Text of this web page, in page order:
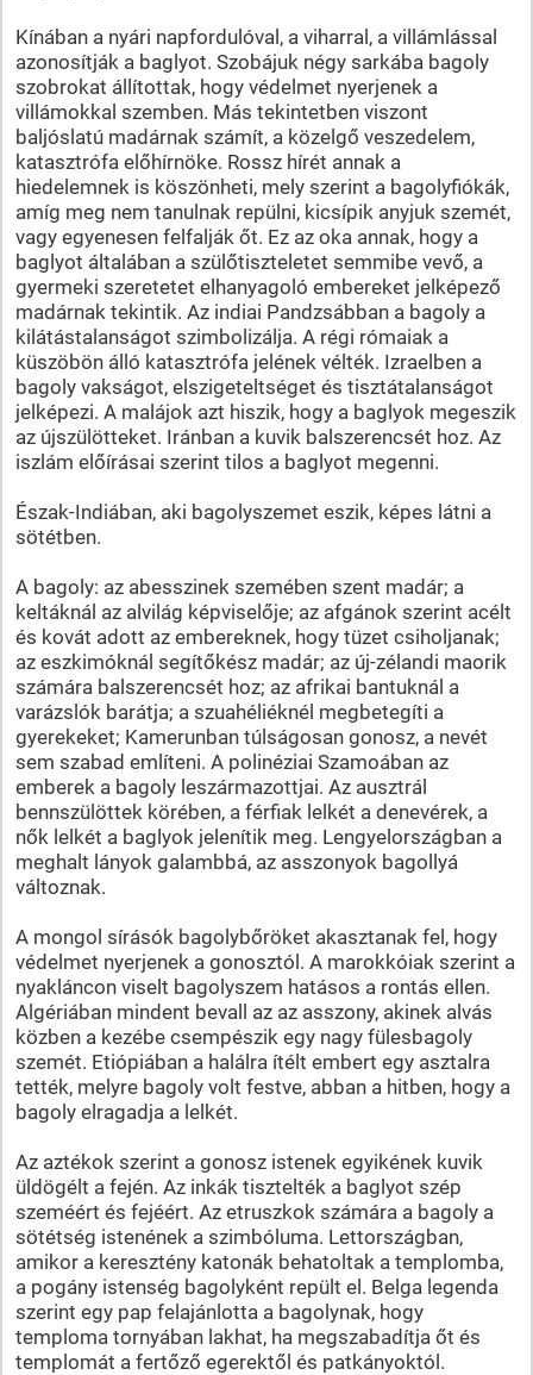
Kínában a nyári napfordulóval, a viharral, a villámlással
azonosítják a baglyot. Szobájuk négy sarkába bagoly
szobrokat állítottak, hogy védelmet nyerjenek a
villámokkal szemben. Más tekintetben viszont
baljóslatú madárnak számít, a közelgő veszedelem,
katasztrófa előhírnöke. Rossz hírét annak a
hiedelemnek is köszönheti, mely szerint a bagolyfiókák,
amíg meg nem tanulnak repülni, kicsípik anyjuk szemét,
vagy egyenesen felfalják őt. Ez az oka annak, hogy a
baglyot általában a szülőtiszteletet semmibe vevő, a
gyermeki szeretetet elhanyagoló embereket jelképező
madárnak tekintik. Az indiai Pandzsábban a bagoly a
kilátástalanságot szimbolizálja. A régi rómaiak a
küszöbön álló katasztrófa jelének vélték. Izraelben a
bagoly vakságot, elszigeteltséget és tisztátalanságot
jelképezi. A malájok azt hiszik, hogy a baglyok megeszik
az újszülötteket. Iránban a kuvik balszerencsét hoz. Az
iszlám előírásai szerint tilos a baglyot megenni.
Észak-Indiában, aki bagolyszemet eszik, képes látni a
sötétben.
A bagoly: az abesszinek szemében szent madár; a
keltáknál az alvilág képviselője; az afgánok szerint acélt
és kovát adott az embereknek, hogy tüzet csiholjanak;
az eszkimóknál segítőkész madár; az új-zélandi maorik
számára balszerencsét hoz; az afrikai bantuknál a
varázslók barátja; a szuahéliéknél megbetegíti a
gyerekeket; Kamerunban túlságosan gonosz, a nevét
sem szabad említeni. A polinéziai Szamoában az
emberek a bagoly leszármazottjai. Az ausztrál
bennszülöttek körében, a férfiak lelkét a denevérek, a
nők lelkét a baglyok jelenítik meg. Lengyelországban a
meghalt lányok galambbá, az asszonyok bagollyá
változnak.
A mongol sírásók bagolybőröket akasztanak fel, hogy
védelmet nyerjenek a gonosztól. A marokkóiak szerint a
nyakláncon viselt bagolyszem hatásos a rontás ellen.
Algériában mindent bevall az az asszony, akinek alvás
közben a kezébe csempészik egy nagy fülesbagoly
szemét. Etiópiában a halálra ítélt embert egy asztalra
tették, melyre bagoly volt festve, abban a hitben, hogy a
bagoly elragadja a lelkét.
Az aztékok szerint a gonosz istenek egyikének kuvik
üldögélt a fején. Az inkák tisztelték a baglyot szép
szeméért és fejéért. Az etruszkok számára a bagoly a
sötétség istenének a szimbóluma. Lettországban,
amikor a keresztény katonák behatoltak a templomba,
a pogány istenség bagolyként repült el. Belga legenda
szerint egy pap felajánlotta a bagolynak, hogy
temploma tornyában lakhat, ha megszabadítja őt és
templomát a fertőző egerektől és patkányoktól.